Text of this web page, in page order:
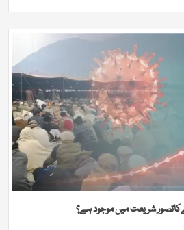
شریعت میں موجود ہے؟